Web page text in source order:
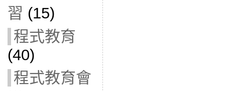
習 (15)
程式教育
(40)
程式教育會